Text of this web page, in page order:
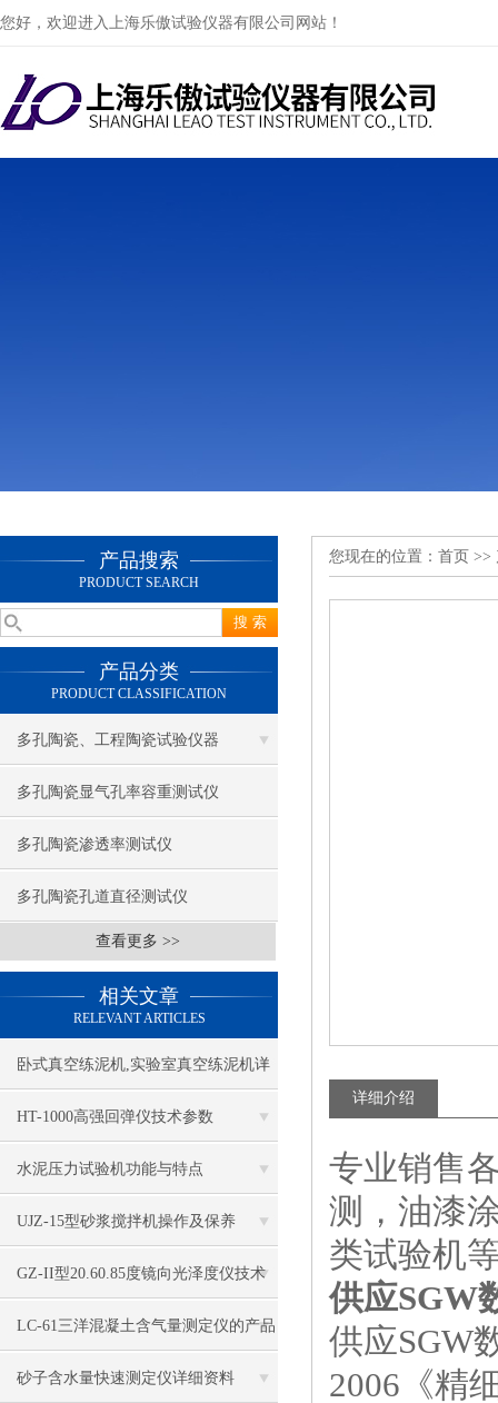
您好，欢迎进入上海乐傲试验仪器有限公司网站！
产品搜索
PRODUCT SEARCH
产品分类
PRODUCT CLASSIFICATION
多孔陶瓷、工程陶瓷试验仪器
多孔陶瓷显气孔率容重测试仪
多孔陶瓷渗透率测试仪
多孔陶瓷孔道直径测试仪
查看更多 >>
相关文章
RELEVANT ARTICLES
卧式真空练泥机,实验室真空练泥机详
细说明书
HT-1000高强回弹仪技术参数
水泥压力试验机功能与特点
UJZ-15型砂浆搅拌机操作及保养
GZ-II型20.60.85度镜向光泽度仪技术
标准
LC-61三洋混凝土含气量测定仪的产品
简介
砂子含水量快速测定仪详细资料
您现在的位置： 首页 >>
详细介绍
专业销售
测，油漆
类试验机
供应SGW
供应SGW
2006《精